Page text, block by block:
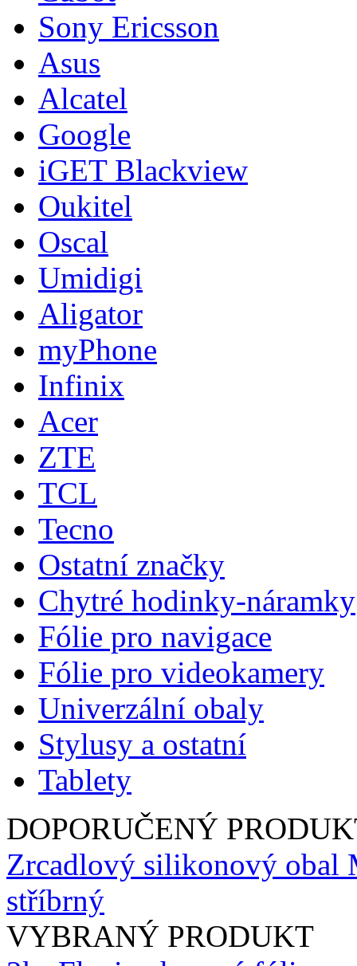
Sony Ericsson
Asus
Alcatel
Google
iGET Blackview
Oukitel
Oscal
Umidigi
Aligator
myPhone
Infinix
Acer
ZTE
TCL
Tecno
Ostatní značky
Chytré hodinky-náramky
Fólie pro navigace
Fólie pro videokamery
Univerzální obaly
Stylusy a ostatní
Tablety
DOPORUČENÝ
Zrcadlový silikonový obal
stříbrný
VYBRANÝ PRODUKT